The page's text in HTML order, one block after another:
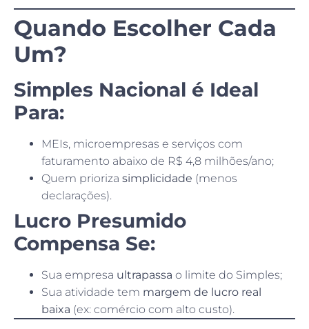
Quando Escolher Cada
Um?
Simples Nacional é Ideal
Para:
MEIs, microempresas e serviços com
faturamento abaixo de R$ 4,8 milhões/ano;
Quem prioriza simplicidade (menos
declarações).
Lucro Presumido
Compensa Se:
Sua empresa ultrapassa o limite do Simples;
Sua atividade tem margem de lucro real
baixa (ex: comércio com alto custo).